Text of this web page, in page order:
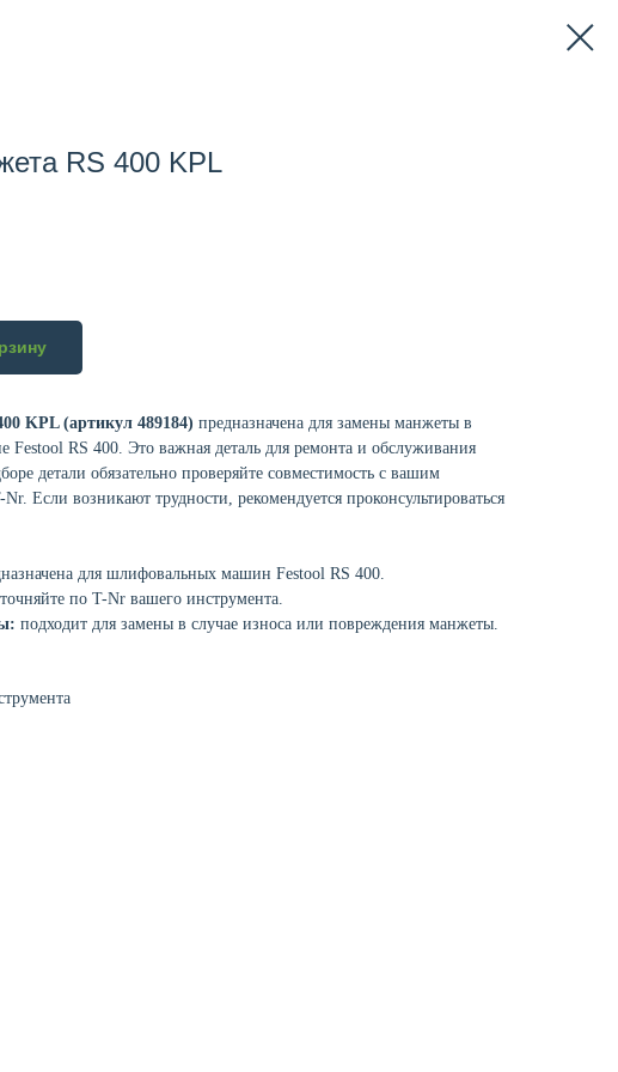
RS 400 KPL
KPL (артикул 489184) предназначена для замены манжеты в
RS 400. Это важная деталь для ремонта и обслуживания
детали обязательно проверяйте совместимость с вашим
Если возникают трудности, рекомендуется проконсультироваться
для шлифовальных машин Festool RS 400.
по T-Nr вашего инструмента.
подходит для замены в случае износа или повреждения манжеты.